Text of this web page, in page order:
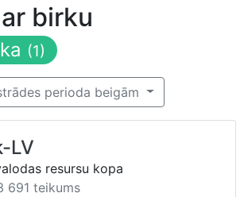
birku
(1)
perioda beigām
LV
resursu kopa
691 teikums